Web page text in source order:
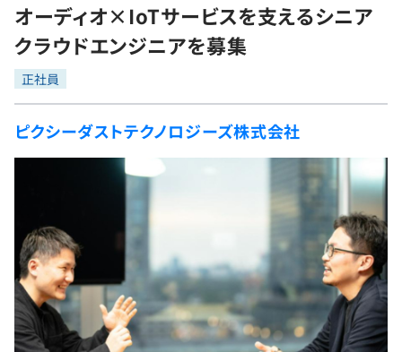
転職成功ガイド
転職エージェント
インタビュー
転職成功ガイド
求人検索
本選考
インターン
インタビュー
就活成功ガイド
学習
問題集
リファレンス
プラン
個人向けプラン
プログラミング言語
再チャレンジ結果一覧
ゲーム・マンガ
paiza times
note
オーディオ×IoTサービスを支えるシニア
クラウドエンジニアを募集
正社員
ピクシーダストテクノロジーズ株式会社